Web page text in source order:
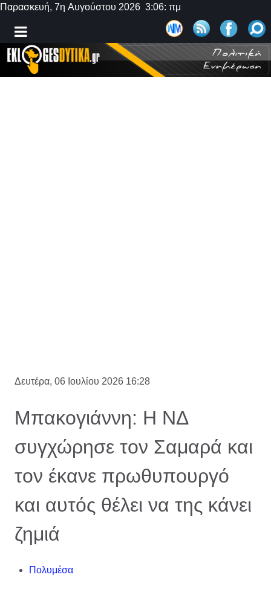
Παρασκευή, 7η Αυγούστου 2026 3:06: πμ
Δευτέρα, 06 Ιουλίου 2026 16:28
Μπακογιάννη: Η ΝΔ
συγχώρησε τον Σαμαρά και
τον έκανε πρωθυπουργό
και αυτός θέλει να της κάνει
ζημιά
Πολυμέσα